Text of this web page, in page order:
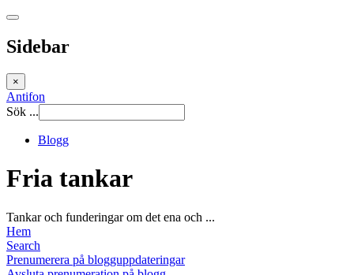
Sidebar
×
Antifon
Sök ...
Blogg
Fria tankar
Tankar och funderingar om det ena och ...
Hem
Search
Prenumerera på blogguppdateringar